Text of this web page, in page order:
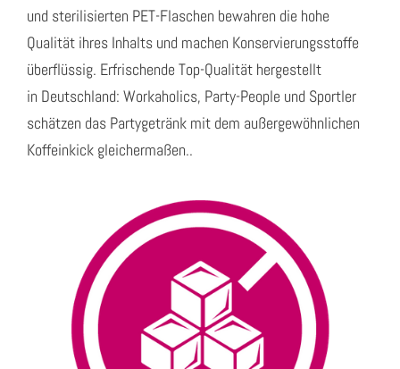
und sterilisierten PET-Flaschen bewahren die hohe
Qualität ihres Inhalts und machen Konservierungsstoffe
überflüssig. Erfrischende Top-Qualität hergestellt
in Deutschland: Workaholics, Party-People und Sportler
schätzen das Partygetränk mit dem außergewöhnlichen
Koffeinkick gleichermaßen..